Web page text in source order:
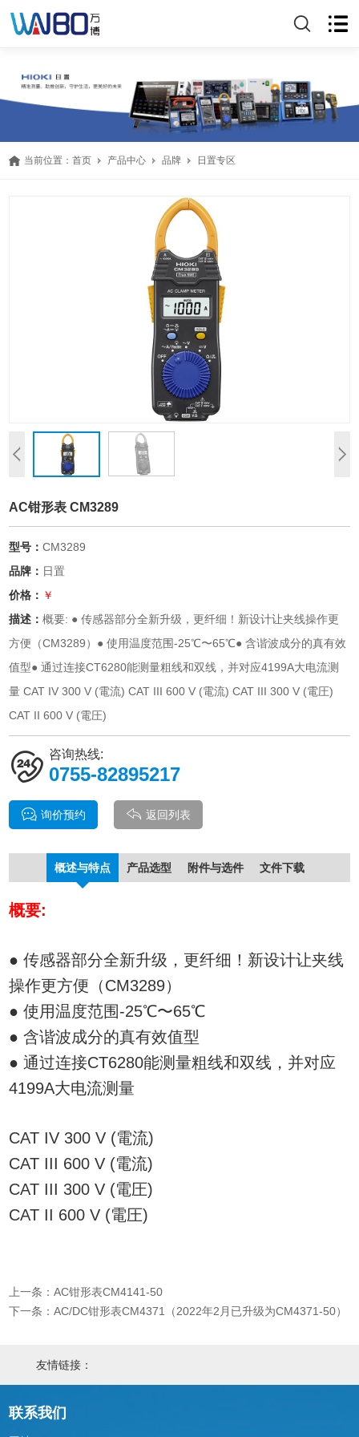
当前位置：首页 产品中心 品牌 日置专区
AC钳形表 CM3289
型号：CM3289
品牌： 日置
价格： ￥
描述：概要: ● 传感器部分全新升级，更纤细！新设计让夹线操作更
方便（CM3289）● 使用温度范围-25℃〜65℃● 含谐波成分的真有效
值型● 通过连接CT6280能测量粗线和双线，并对应4199A大电流测
量 CAT IV 300 V (電流) CAT III 600 V (電流) CAT III 300 V (電圧)
CAT II 600 V (電圧)
咨询热线:
0755-82895217
询价预约 返回列表
概述与特点 产品选型 附件与选件 文件下载
概要:
● 传感器部分全新升级，更纤细！新设计让夹线
操作更方便（CM3289）
● 使用温度范围-25℃〜65℃
● 含谐波成分的真有效值型
● 通过连接CT6280能测量粗线和双线，并对应
4199A大电流测量
CAT IV 300 V (電流)
CAT III 600 V (電流)
CAT III 300 V (電圧)
CAT II 600 V (電圧)
上一条：AC钳形表CM4141-50
下一条：AC/DC钳形表CM4371（2022年2月已升级为CM4371-50）
友情链接：
联系我们